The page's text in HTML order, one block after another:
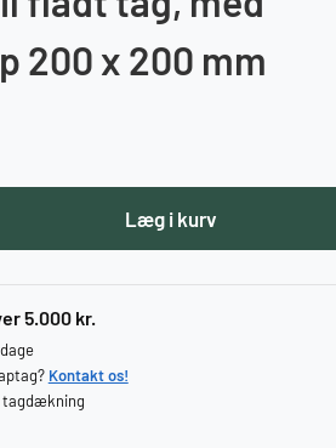
200 x 200 mm
Læg i kurv
5.000 kr.
Kontakt os!
tagdækning